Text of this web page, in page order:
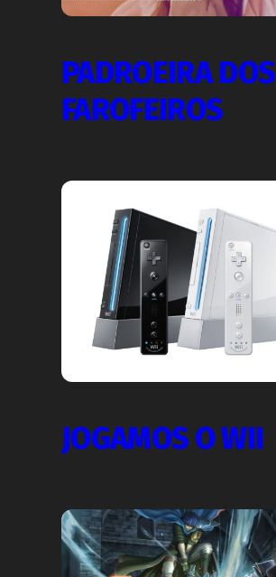
PADROEIRA DOS
FAROFEIROS
JOGAMOS O WII